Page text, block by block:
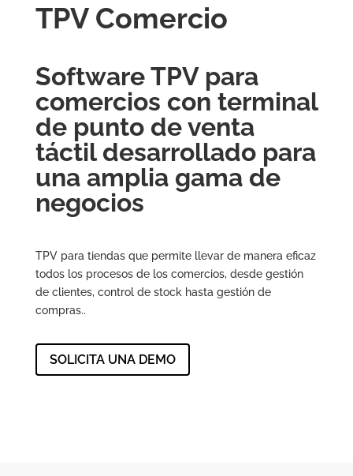
TPV Comercio
Software TPV para
comercios con terminal
de punto de venta
táctil desarrollado para
una amplia gama de
negocios
TPV para tiendas que permite llevar de manera eficaz
todos los procesos de los comercios, desde gestión
de clientes, control de stock hasta gestión de
compras..
SOLICITA UNA DEMO